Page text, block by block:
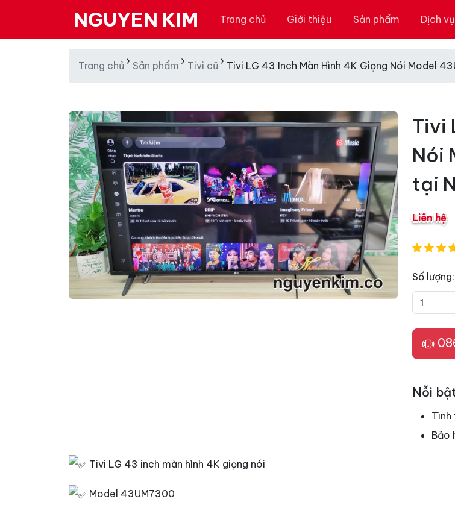
NGUYEN KIM Trang chủ Giới thiệu Sản phẩm Dịch vụ
Trang chủ Sản phẩm Tivi cũ Tivi LG 43 Inch Màn Hình 4K Giọng Nói Model
Tivi
Nói
tại
Liên hệ
Số lượng:
Nỗi
Tình
Bảo
Tivi LG 43 inch màn hình 4K giọng nói
Model 43UM7300